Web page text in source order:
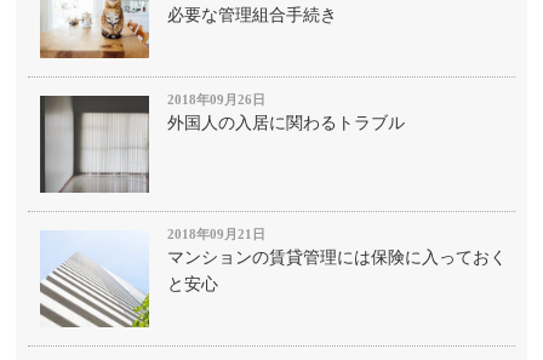
必要な管理組合手続き
2018年09月26日
外国人の入居に関わるトラブル
2018年09月21日
マンションの賃貸管理には保険に入っておく
と安心